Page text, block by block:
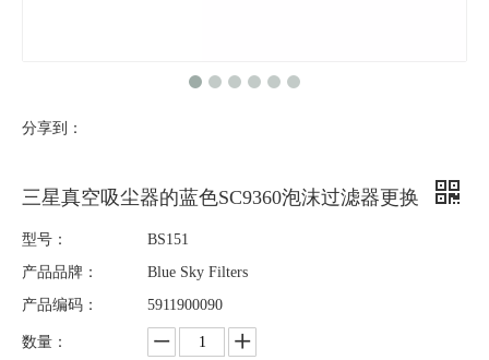
分享到：
三星真空吸尘器的蓝色SC9360泡沫过滤器更换
型号：
BS151
产品品牌：
Blue Sky Filters
产品编码：
5911900090
数量：